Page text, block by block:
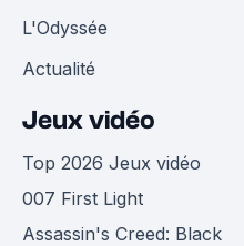
L'Odyssée
Actualité
Jeux vidéo
Top 2026 Jeux vidéo
007 First Light
Assassin's Creed: Black